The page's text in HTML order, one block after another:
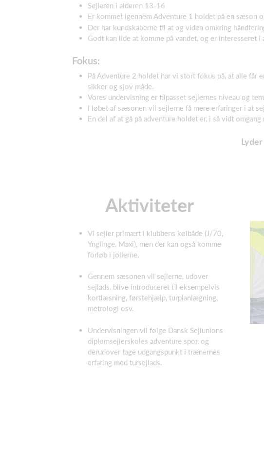
Sejleren i alderen 13-16
Er kommet igennem Adventure 1 holdet på en sæson
Der har kundskaberne til at og viden omkring
Godt kan lide at komme på vandet, og er interesseret
Fokus:
På Adventure 2 holdet har vi stort fokus på, at alle
sikker og sjov måde.
Vores undervisning er tilpasset sejlernes niveau og
I løbet af sæsonen vil sejlerne få mere erfaringer i at
En del af at gå på adventure holdet er, i så vidt
Aktiviteter
Vi sejler primært i klubbens kølbåde (J/70,
Ynglinge, Maxi), men der kan også komme
forløb i jollerne.
Gennem sæsonen vil sejlerne, udover
sejlads, blive introduceret til eksempelvis
kortlæsning, førstehjælp, turplanlægning,
metrologi osv.
Undervisningen vil følge Dansk Sejlunions
diplomsejlerskoles adventure spor, og
derudover tage udgangspunkt i trænernes
erfaring med tursejlads.